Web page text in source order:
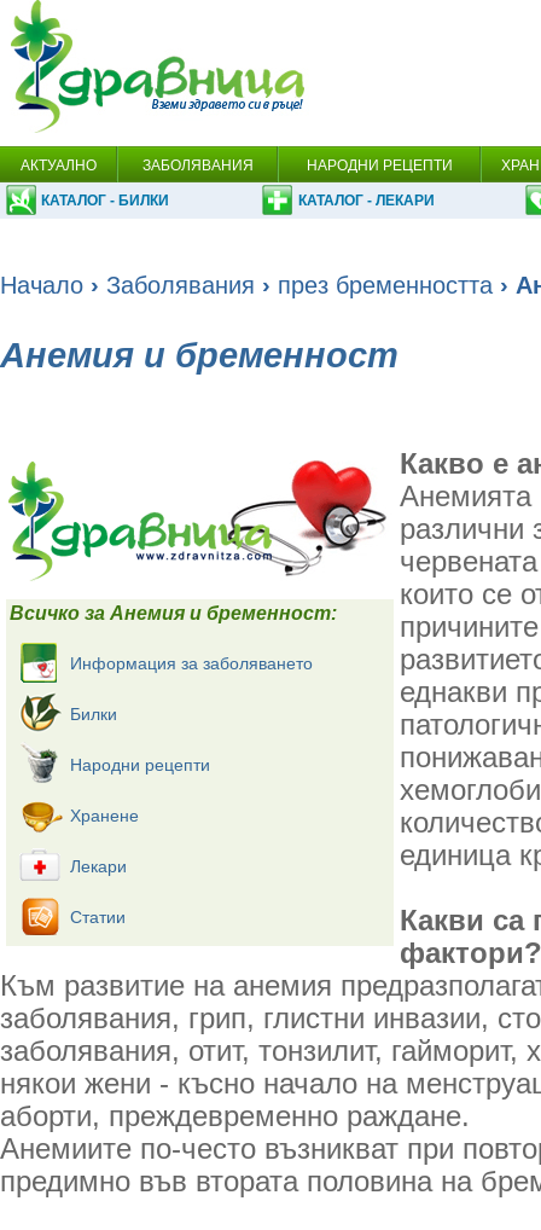
АКТУАЛНО ЗАБОЛЯВАНИЯ НАРОДНИ РЕЦЕПТИ
КАТАЛОГ - БИЛКИ КАТАЛОГ - ЛЕКАРИ
Начало › Заболявания › през бременността ›
Анемия и бременност
Всичко за Анемия и бременност:
Информация за заболяването
Билки
Народни рецепти
Хранене
Лекари
Статии
Какво е
Анемията
различни
които се
еднакви
единица
Какви са
фактори?
Към развитие на анемия
заболявания, грип, глистни инвазии,
заболявания, отит, тонзилит, гайморит,
някои жени - късно начало на
аборти, преждевременно раждане.
Анемиите по-често възникват при
предимно във втората половина на